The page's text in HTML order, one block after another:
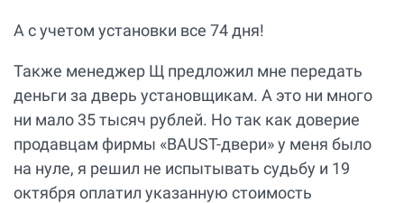
А с учетом установки все 74 дня!
Также менеджер Щ предложил мне передать
деньги за дверь установщикам. А это ни много
ни мало 35 тысяч рублей. Но так как доверие
продавцам фирмы «BAUST-двери» у меня было
на нуле, я решил не испытывать судьбу и 19
октября оплатил указанную стоимость